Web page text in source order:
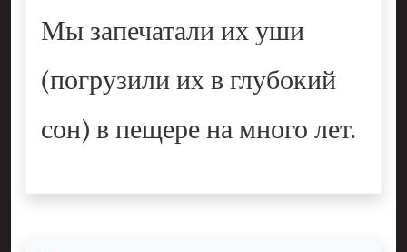
Мы запечатали их уши
(погрузили их в глубокий
сон) в пещере на много лет.